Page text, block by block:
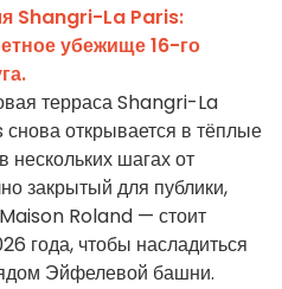
Shangri-La Paris:
убежище 16-го
терраса Shangri-La
снова открывается в тёплые
нескольких шагах от
закрытый для публики,
Roland — стоит
года, чтобы насладиться
Эйфелевой башни.